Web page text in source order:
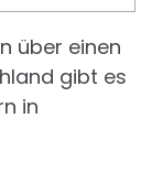
über einen
gibt es
in